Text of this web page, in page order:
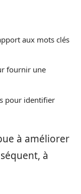
aux mots clés
fournir une
pour identifier
à améliorer
à